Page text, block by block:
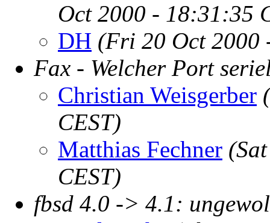
Oct 2000 - 18:31:35
DH (Fri 20 Oct 2000
Fax - Welcher Port
Christian Weisgerber
CEST)
Matthias Fechner
CEST)
fbsd 4.0 -> 4.1: